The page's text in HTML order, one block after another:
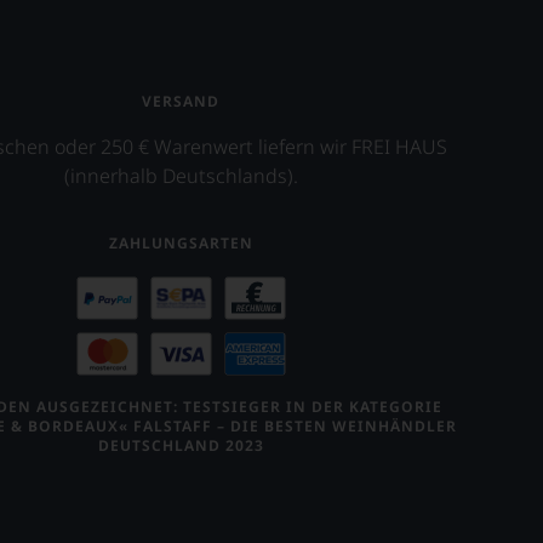
VERSAND
oder 250 € Warenwert liefern wir FREI HAUS
(innerhalb Deutschlands).
ZAHLUNGSARTEN
AUSGEZEICHNET: TESTSIEGER IN DER KATEGORIE
& BORDEAUX« FALSTAFF – DIE BESTEN WEINHÄNDLER
DEUTSCHLAND 2023